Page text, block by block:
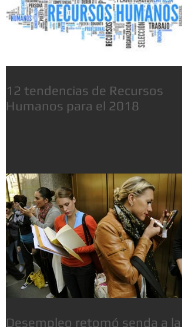
12 tendencias de Recursos
Humanos para el 2018
Desempleo retomó senda a la